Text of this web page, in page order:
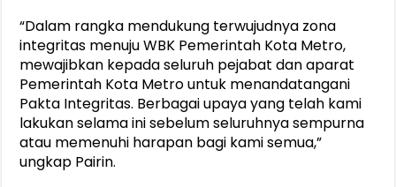
“Dalam rangka mendukung terwujudnya zona
integritas menuju WBK Pemerintah Kota Metro,
mewajibkan kepada seluruh pejabat dan aparat
Pemerintah Kota Metro untuk menandatangani
Pakta Integritas. Berbagai upaya yang telah kami
lakukan selama ini sebelum seluruhnya sempurna
atau memenuhi harapan bagi kami semua,”
ungkap Pairin.